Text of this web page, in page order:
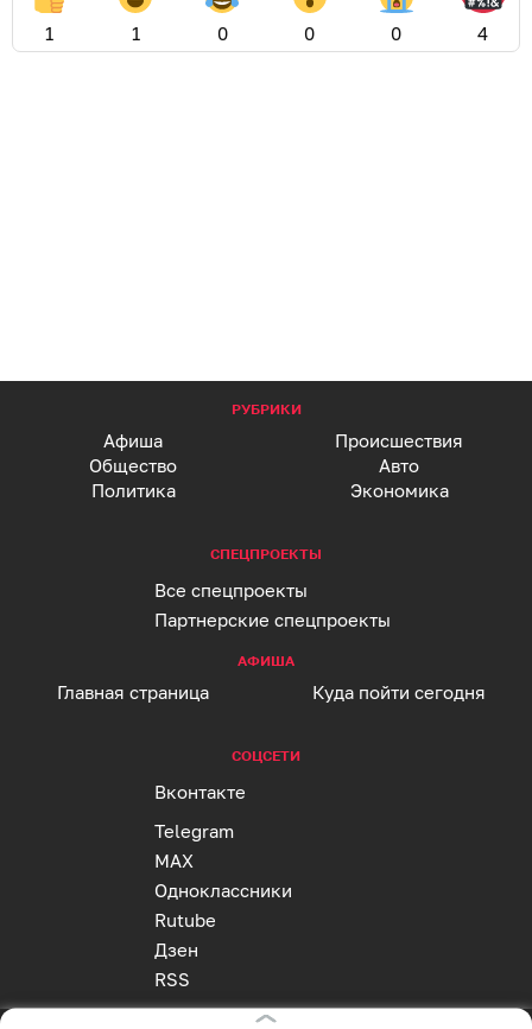
1 1 0 0 0 4
РУБРИКИ
Афиша
Происшествия
Общество
Авто
Политика
Экономика
СПЕЦПРОЕКТЫ
Все спецпроекты
Партнерские спецпроекты
АФИША
Главная страница Куда пойти сегодня
СОЦСЕТИ
Вконтакте
Telegram
MAX
Одноклассники
Rutube
Дзен
RSS